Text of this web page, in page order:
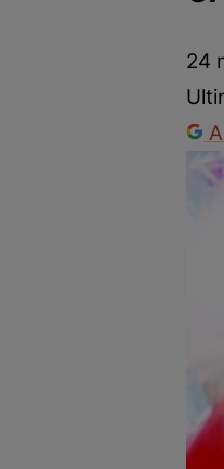
Dezvoltare personală24